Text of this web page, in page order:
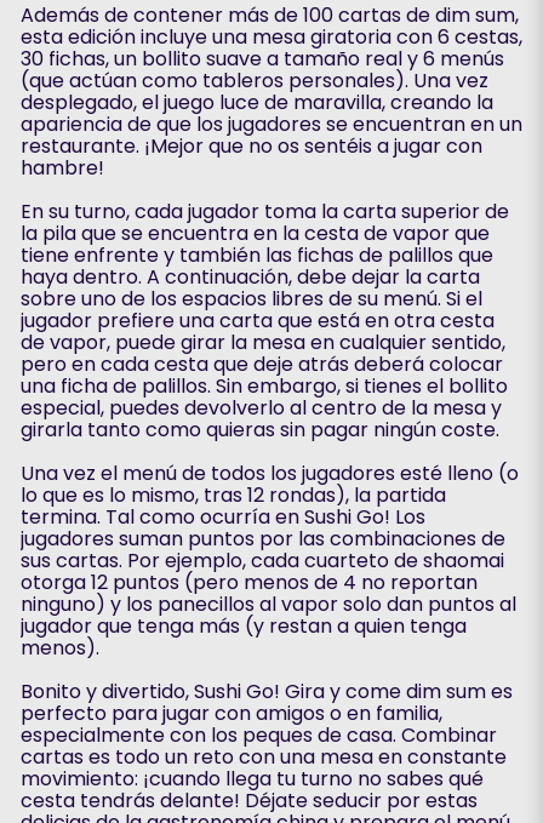
Además de contener más de 100 cartas de dim sum,
esta edición incluye una mesa giratoria con 6 cestas,
30 fichas, un bollito suave a tamaño real y 6 menús
(que actúan como tableros personales). Una vez
desplegado, el juego luce de maravilla, creando la
apariencia de que los jugadores se encuentran en un
restaurante. ¡Mejor que no os sentéis a jugar con
hambre!
En su turno, cada jugador toma la carta superior de
la pila que se encuentra en la cesta de vapor que
tiene enfrente y también las fichas de palillos que
haya dentro. A continuación, debe dejar la carta
sobre uno de los espacios libres de su menú. Si el
jugador prefiere una carta que está en otra cesta
de vapor, puede girar la mesa en cualquier sentido,
pero en cada cesta que deje atrás deberá colocar
una ficha de palillos. Sin embargo, si tienes el bollito
especial, puedes devolverlo al centro de la mesa y
girarla tanto como quieras sin pagar ningún coste.
Una vez el menú de todos los jugadores esté lleno (o
lo que es lo mismo, tras 12 rondas), la partida
termina. Tal como ocurría en Sushi Go! Los
jugadores suman puntos por las combinaciones de
sus cartas. Por ejemplo, cada cuarteto de shaomai
otorga 12 puntos (pero menos de 4 no reportan
ninguno) y los panecillos al vapor solo dan puntos al
jugador que tenga más (y restan a quien tenga
menos).
Bonito y divertido, Sushi Go! Gira y come dim sum es
perfecto para jugar con amigos o en familia,
especialmente con los peques de casa. Combinar
cartas es todo un reto con una mesa en constante
movimiento: ¡cuando llega tu turno no sabes qué
cesta tendrás delante! Déjate seducir por estas